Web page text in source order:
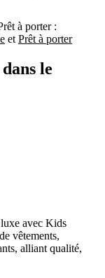
à porter :
et Prêt à porter
le
avec Kids
vêtements,
alliant qualité,